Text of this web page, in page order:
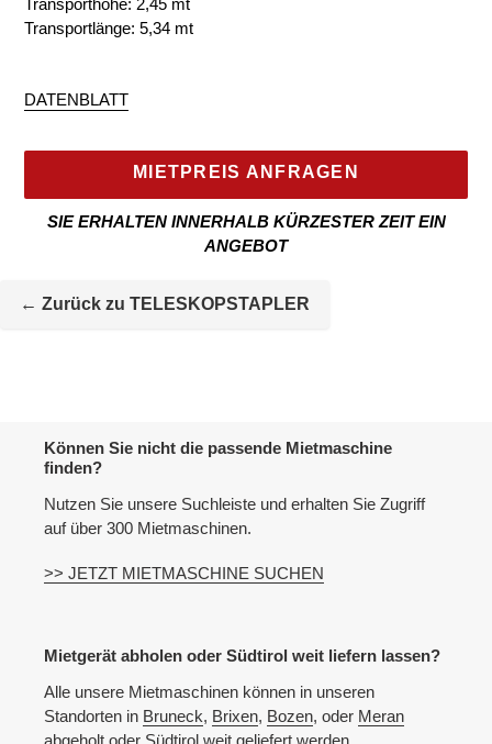
Transportlänge: 5,34 mt
DATENBLATT
MIETPREIS ANFRAGEN
SIE ERHALTEN INNERHALB KÜRZESTER ZEIT EIN
ANGEBOT
wird
← Zurück zu TELESKOPSTAPLER
Können Sie nicht die passende Mietmaschine
finden?
Nutzen Sie unsere Suchleiste und erhalten Sie Zugriff
auf über 300 Mietmaschinen.
>> JETZT MIETMASCHINE SUCHEN
Mietgerät abholen oder Südtirol weit liefern lassen?
Alle unsere Mietmaschinen können in unseren
Standorten in Bruneck, Brixen, Bozen, oder Meran
abgeholt oder Südtirol weit geliefert werden.